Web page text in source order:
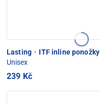
Lasting · ITF inline ponožky
Unisex
239 Kč